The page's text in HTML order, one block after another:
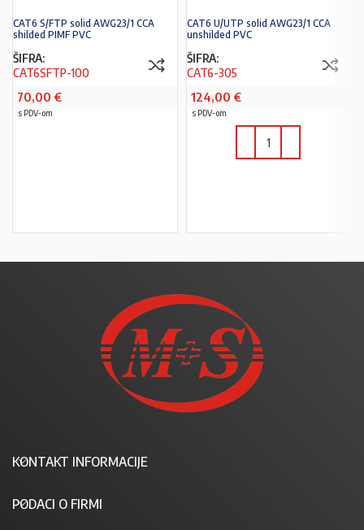
CAT6 S/FTP solid AWG23/1 CCA
shilded PIMF PVC
ŠIFRA:
CAT6SFTP-100
70,00 €
s PDV-om
CAT6 U/UTP solid AWG23/1 CCA
unshilded PVC
ŠIFRA:
CAT6-305
124,00 €
s PDV-om
KONTAKT INFORMACIJE
PODACI O FIRMI